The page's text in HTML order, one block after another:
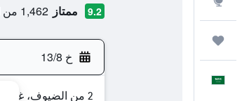
9.2 ممتاز 1,462 من التقييمات تم التحقق منها
خ 13/8
2 من الضيوف، غرفة واحدة